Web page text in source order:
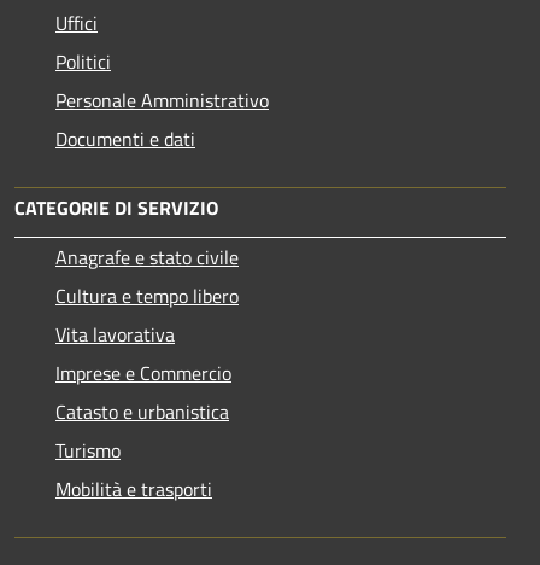
Uffici
Politici
Personale Amministrativo
Documenti e dati
CATEGORIE DI SERVIZIO
Anagrafe e stato civile
Cultura e tempo libero
Vita lavorativa
Imprese e Commercio
Catasto e urbanistica
Turismo
Mobilità e trasporti